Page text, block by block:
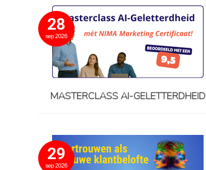
28
sep 2026
MASTERCLASS AI-GELETTERDHEID
29
sep 2026